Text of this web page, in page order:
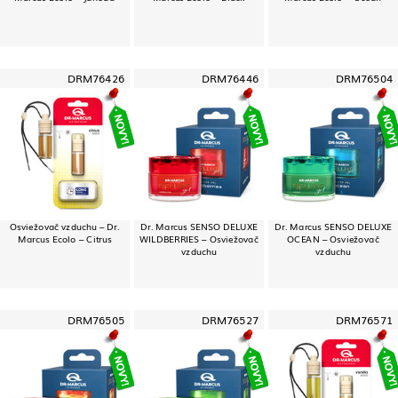
DRM76426
Osviežovač vzduchu – Dr.
Marcus Ecolo – Citrus
DRM76446
Dr. Marcus SENSO DELUXE
WILDBERRIES – Osviežovač
vzduchu
DRM76504
Dr. Marcus SENSO DELUXE
OCEAN – Osviežovač
vzduchu
DRM76505 DRM76527 DRM76571